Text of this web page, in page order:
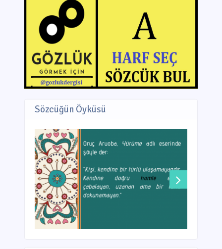
Sözcüğün Öyküsü